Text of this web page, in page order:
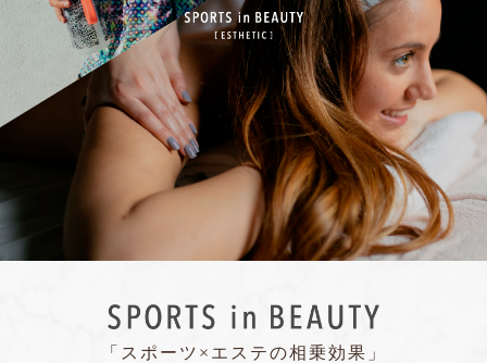
「スポーツ×エステの相乗効果」